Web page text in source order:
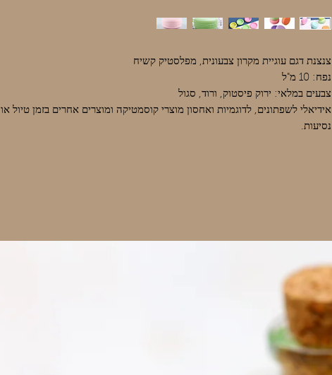
צנצנת דגם עוגיית מקרון צבעונית, מפלסטיק קשיח
נפח: 10 מ"ל
צבעים במלאי: ירוק פיסטוק, ורוד, סגול
אידיאלי לשפתונים, לדוגמיות ואחסון מוצרי קוסמטיקה ומוצרים אחרים בזמן טיול או
נסיעות.